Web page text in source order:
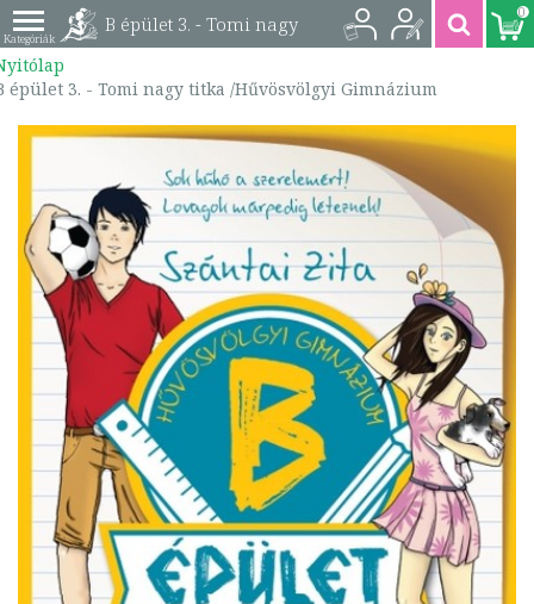
B épület 3. - Tomi nagy
Gimnázium |
9786155463747
0
épület 3. - Tomi nagy titka /Hűvösvölgyi Gimnázium